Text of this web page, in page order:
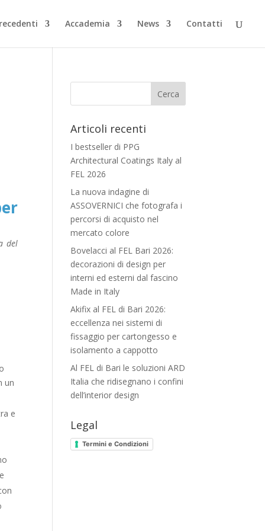
Accademia News Contatti
del
un
e
Articoli recenti
I bestseller di PPG
Architectural Coatings Italy al
FEL 2026
La nuova indagine di
ASSOVERNICI che fotografa i
percorsi di acquisto nel
mercato colore
Bovelacci al FEL Bari 2026:
decorazioni di design per
interni ed esterni dal fascino
Made in Italy
Akifix al FEL di Bari 2026:
eccellenza nei sistemi di
fissaggio per cartongesso e
isolamento a cappotto
Al FEL di Bari le soluzioni ARD
Italia che ridisegnano i confini
dell’interior design
Legal
Termini e Condizioni